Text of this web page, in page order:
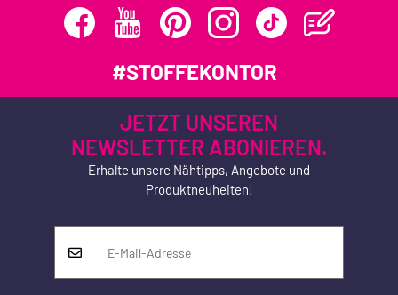
#STOFFEKONTOR
JETZT UNSEREN
NEWSLETTER ABONIEREN.
Erhalte unsere Nähtipps, Angebote und
Produktneuheiten!